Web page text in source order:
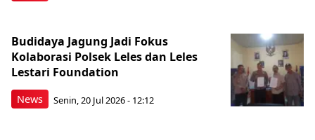
News
Budidaya Jagung Jadi Fokus
Kolaborasi Polsek Leles dan Leles
Lestari Foundation
Senin, 20 Jul 2026 - 12:12